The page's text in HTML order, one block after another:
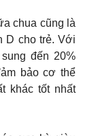
chua cũng là
D cho trẻ. Với
đến 20%
bảo cơ thể
khác tốt nhất